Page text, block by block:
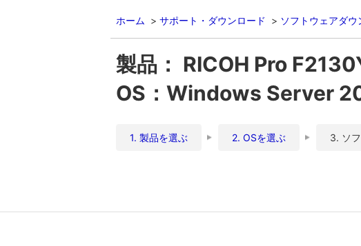
ホーム サポート・ダウンロード ソフトウェアダウ
製品： RICOH Pro
OS：Windows Server
1. 製品を選ぶ 2. OSを選ぶ 3. ソ